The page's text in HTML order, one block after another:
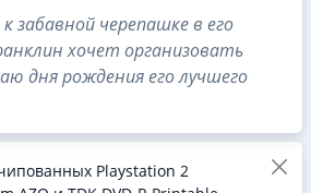
забавной черепашке в его
хочет организовать
дня рождения его лучшего
Playstation 2